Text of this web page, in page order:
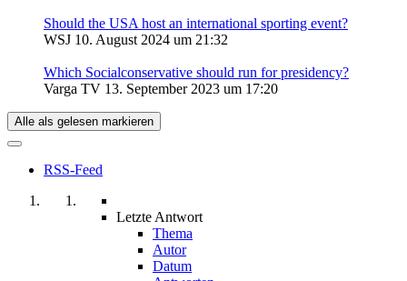
Should the USA host an international sporting event?
WSJ 10. August 2024 um 21:32
Which Socialconservative should run for presidency?
Varga TV 13. September 2023 um 17:20
Alle als gelesen markieren
RSS-Feed
Letzte Antwort
Thema
Autor
Datum